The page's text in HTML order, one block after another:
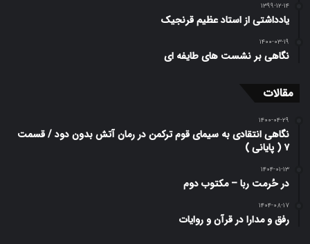
۱۳۹۹-۱۲-۱۴
یادداشتی از استاد عظیم قرنجیک
۱۴۰۰-۰۳-۱۹
نگاهی بر نشست های طایفه ای
مقالات
۱۴۰۰-۰۴-۲۹
نگاهی انتقادی به سیمای قوم ترکمن در رمان آتش بدون دود / قسمت
۷ ( پایانی )
۱۴۰۴-۰۱-۱۳
در حُرمت ربا – مکتوب دوم
۱۴۰۴-۰۸-۱۷
رفق و مدارا در قرآن و روایات